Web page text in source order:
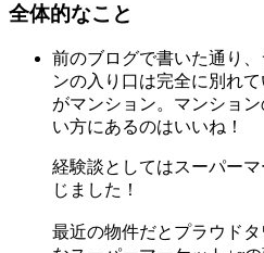
全体的なこと
前のブログで書いた通り
ンの入り口は完全に別れ
がマンション。マンショ
い方にあるのはいいね！
経験談としてはスーパー
じました！
最近の物件だとプラウド